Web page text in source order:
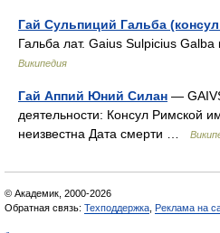
Гай Сульпиций Гальба (консул
Гальба лат. Gaius Sulpicius
Википедия
Гай Аппий Юний Силан —
деятельности: Консул Римской
неизвестна Дата смерти …
© Академик, 2000-2026
Обратная связь: Техподдержка Реклама на